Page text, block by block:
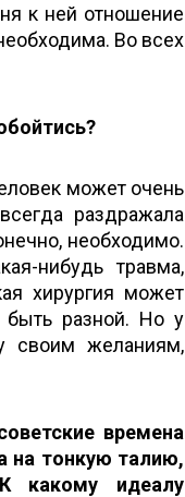
к ней отношение
Во всех
может очень
раздражала
необходимо.
нибудь травма,
хирургия может
быть разной. Но у
своим желаниям,
времена
на тонкую талию,
какому идеалу